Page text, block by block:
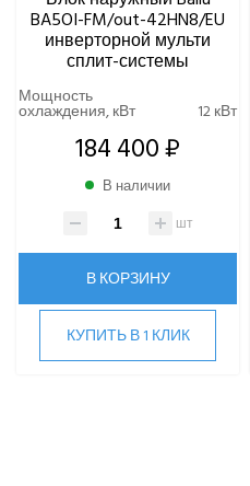
BA5OI-FM/out-42HN8/EU
инверторной мульти
сплит-системы
Мощность
охлаждения, кВт 12 кВт
184 400 ₽
В наличии
шт
В КОРЗИНУ
КУПИТЬ В 1 КЛИК